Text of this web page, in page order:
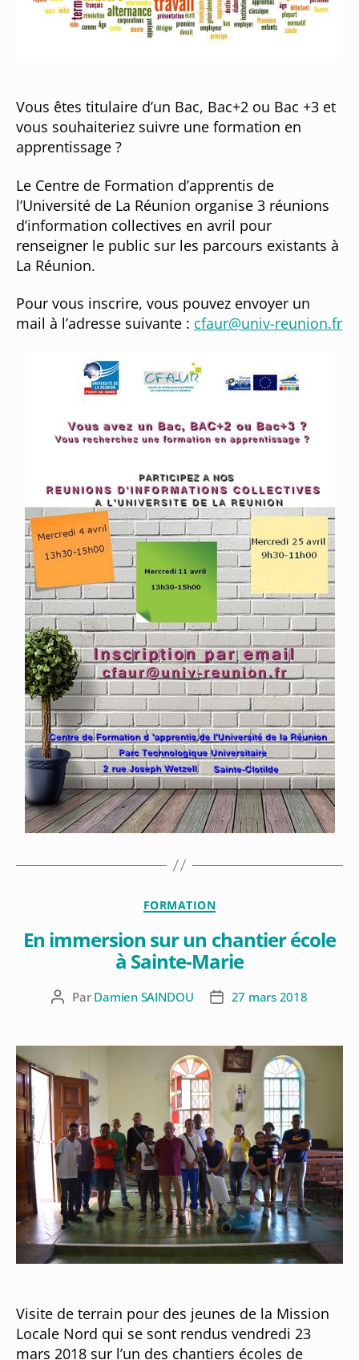
Vous êtes titulaire d’un Bac, Bac+2 ou Bac +3 et
vous souhaiteriez suivre une formation en
apprentissage ?
Le Centre de Formation d’apprentis de
l’Université de La Réunion organise 3 réunions
d’information collectives en avril pour
renseigner le public sur les parcours existants à
La Réunion.
Pour vous inscrire, vous pouvez envoyer un
mail à l’adresse suivante : cfaur@univ-reunion.fr
FORMATION
En immersion sur un chantier école
à Sainte-Marie
Par Damien SAINDOU 27 mars 2018
Visite de terrain pour des jeunes de la Mission
Locale Nord qui se sont rendus vendredi 23
mars 2018 sur l’un des chantiers écoles de